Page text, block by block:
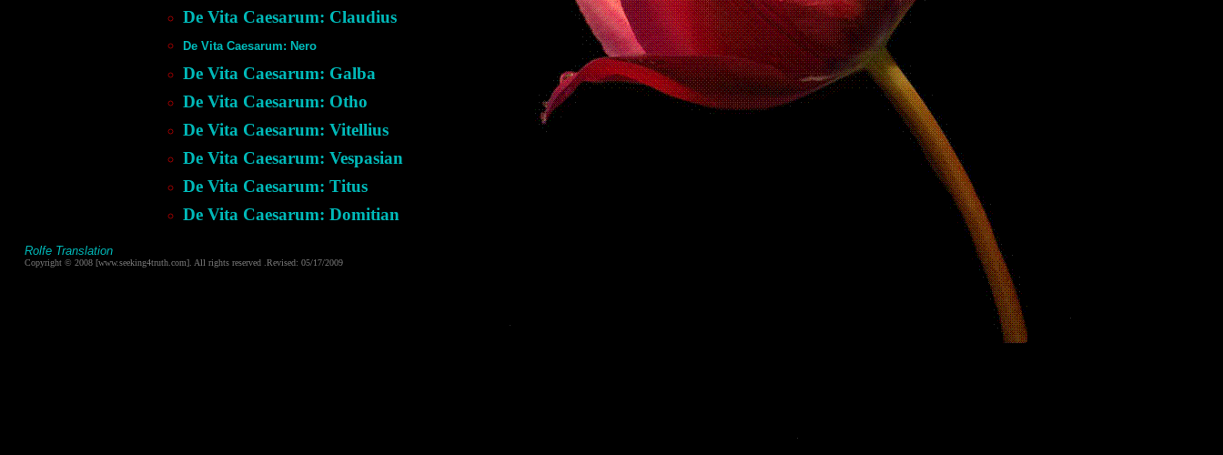
De Vita Caesarum: Claudius
De Vita Caesarum: Nero
De Vita Caesarum: Galba
De Vita Caesarum: Otho
De Vita Caesarum: Vitellius
De Vita Caesarum: Vespasian
De Vita Caesarum: Titus
De Vita Caesarum: Domitian
Rolfe Translation
Copyright © 2008 [www.seeking4truth.com]. All rights reserved .Revised: 05/17/2009